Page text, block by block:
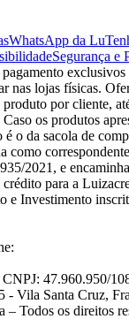
WhatsApp da Lu
Segurança e
nas lojas físicas.
produto por cliente,
os produtos
o da sacola de
como
2021, e
crédito para a
e Investimento
47.960.950/
Vila Santa Cruz,
Todos os direitos